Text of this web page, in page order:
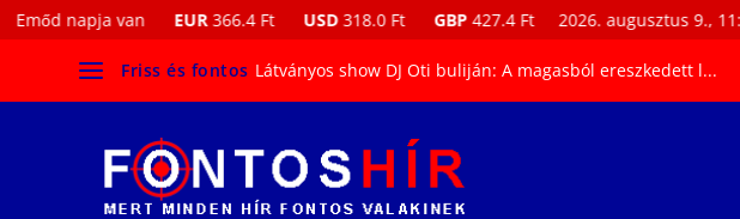
napja van EUR 366.4 Ft USD 318.0 Ft GBP 427.4 Ft 2026. augusztus 9., 11:44:32
Friss és fontos Látványos show DJ Oti buliján: A magasból ereszkedett l...